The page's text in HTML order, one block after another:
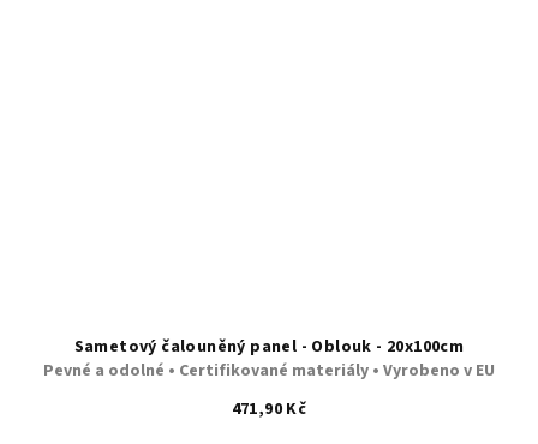
Sametový čalouněný panel - Oblouk - 20x100cm
Pevné a odolné • Certifikované materiály • Vyrobeno v EU
471,90 Kč